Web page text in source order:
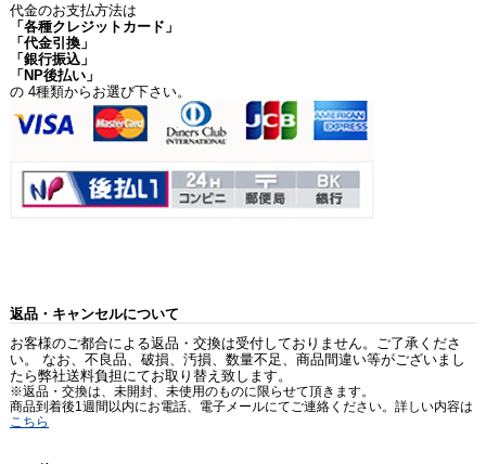
代金のお支払方法は
「各種クレジットカード」
「代金引換」
「銀行振込」
「NP後払い」
の 4種類からお選び下さい。
返品・キャンセルについて
お客様のご都合による返品・交換は受付しておりません。ご了承くださ
い。 なお、不良品、破損、汚損、数量不足、商品間違い等がございまし
たら弊社送料負担にてお取り替え致します。
※返品・交換は、未開封、未使用のものに限らせて頂きます。
商品到着後1週間以内にお電話、電子メールにてご連絡ください。詳しい内容は
こちら